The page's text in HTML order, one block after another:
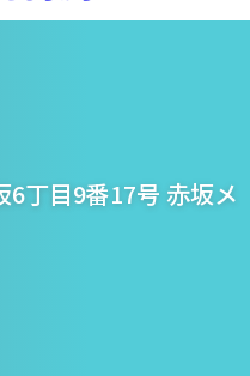
6丁目9番17号 赤坂メ